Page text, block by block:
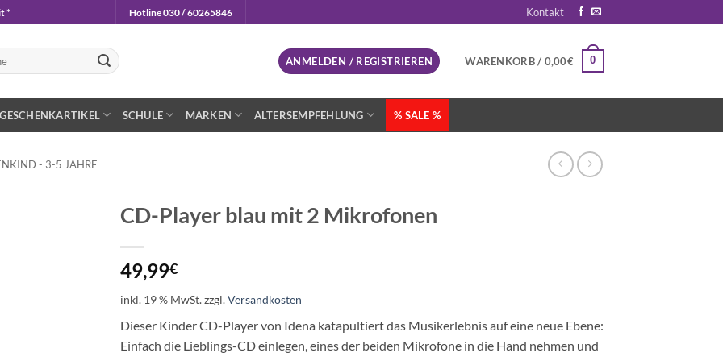
* Hotline 030 / 60265846 Kontakt
ANMELDEN / REGISTRIEREN WARENKORB / 0,00€ 0
GESCHENKARTIKEL SCHULE MARKEN ALTERSEMPFEHLUNG % SALE %
- 3-5 JAHRE
CD-Player blau mit 2 Mikrofonen
49,99€
inkl. 19 % MwSt.zzgl.Versandkosten
Dieser Kinder CD-Player von Idena katapultiert das Musikerlebnis auf eine neue Ebene:
Einfach die Lieblings-CD einlegen, eines der beiden Mikrofone in die Hand nehmen und